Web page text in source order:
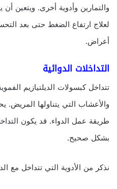
والتمارين وأدوية أخرى. ويتعين أن
لعلاج ارتفاع الضغط حتى بعد
أعراض.
التداخلات الدوائية
تتداخل كبسولات الديلتيازيم
والأعشاب التي يتناولها المريض.
طريقة عمل الدواء. قد يكون
بشكل صحيح.
نذكر من الأدوية التي تتداخل مع